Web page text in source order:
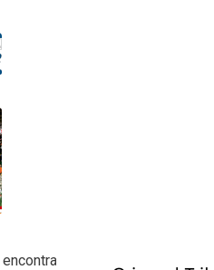
o que você está